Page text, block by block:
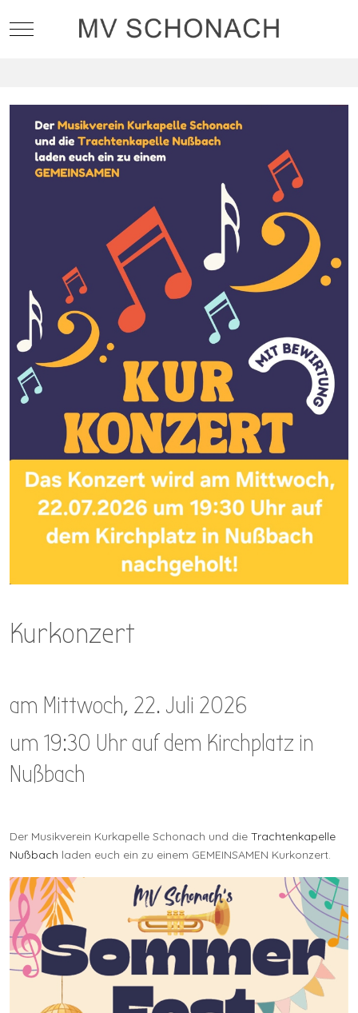
Mobile Menu Toggle
Kurkonzert
am Mittwoch, 22. Juli 2026
um 19:30 Uhr auf dem Kirchplatz in
Nußbach
Der Musikverein Kurkapelle Schonach und die Trachtenkapelle
Nußbach laden euch ein zu einem GEMEINSAMEN Kurkonzert.